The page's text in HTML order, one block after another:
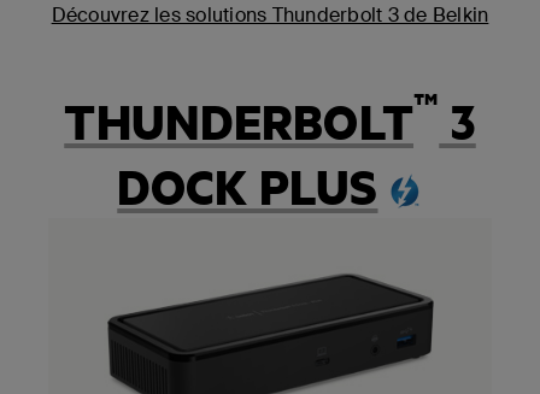
Découvrez les solutions Thunderbolt 3 de Belkin
THUNDERBOLT™ 3
DOCK PLUS